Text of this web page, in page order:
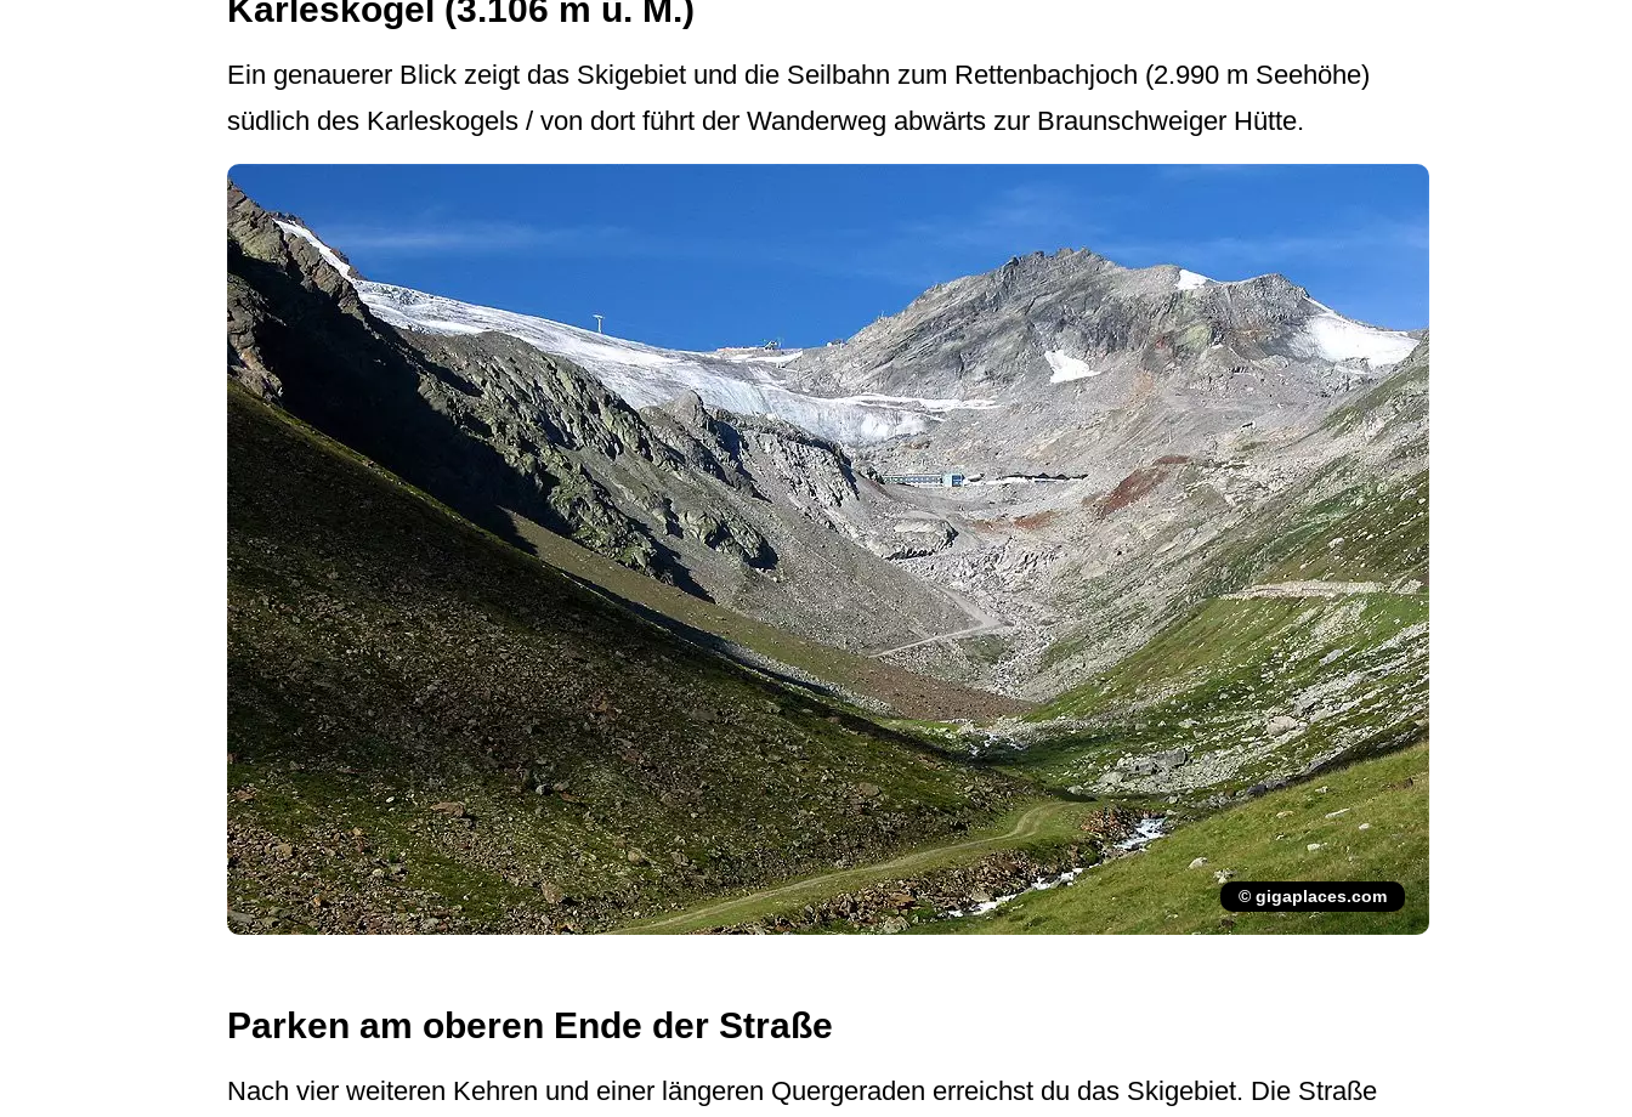
Karleskogel (3.106 m ü. M.)
Ein genauerer Blick zeigt das Skigebiet und die Seilbahn zum Rettenbachjoch (2.990 m Seehöhe)
südlich des Karleskogels / von dort führt der Wanderweg abwärts zur Braunschweiger Hütte.
© gigaplaces.com
Parken am oberen Ende der Straße
Nach vier weiteren Kehren und einer längeren Quergeraden erreichst du das Skigebiet. Die Straße